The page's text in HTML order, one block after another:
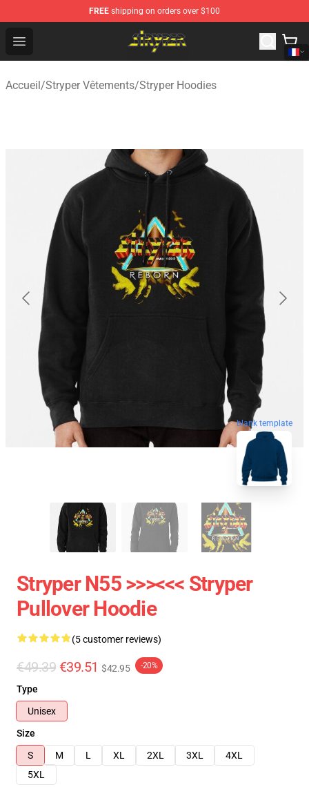
FREE shipping on orders over $100
Open menu
Stryper Store - Official Stryper Merchandise Shop
Accueil/Stryper Vêtements/Stryper Hoodies
blank template
Stryper N55 >>><<< Stryper
Pullover Hoodie
(5 customer reviews)
€49.39 €39.51 $42.95 -20%
Type
Unisex
Size
S
M L XL 2XL 3XL
4XL
5XL